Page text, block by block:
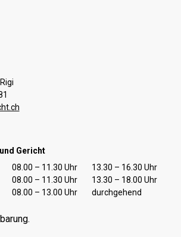
Gericht
Öffnungszeiten Nachmittag
08.00 – 11.30 Uhr
13.30 – 16.30 Uhr
08.00 – 11.30 Uhr
13.30 – 18.00 Uhr
08.00 – 13.00 Uhr durchgehend